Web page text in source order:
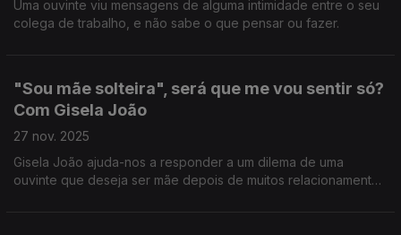
Uma ouvinte viu mensagens de alguma intimidade entre o seu
colega de trabalho, e não sabe o que pensar ou fazer.
"Sou mãe solteira", será que me vou sentir só?
Com Gisela João
27 nov. 2025
Gisela João ajuda-nos a responder a um dilema de uma
ouvinte que deseja ser mãe depois de muitos relacionamentos